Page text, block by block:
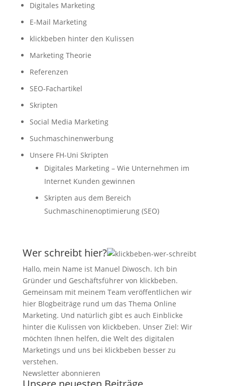
Digitales Marketing
E-Mail Marketing
klickbeben hinter den Kulissen
Marketing Theorie
Referenzen
SEO-Fachartikel
Skripten
Social Media Marketing
Suchmaschinenwerbung
Unsere FH-Uni Skripten
Digitales Marketing – Wie Unternehmen im
Internet Kunden gewinnen
Skripten aus dem Bereich
Suchmaschinenoptimierung (SEO)
Wer schreibt hier?
Hallo, mein Name ist Manuel Diwosch. Ich bin
Gründer und Geschäftsführer von klickbeben.
Gemeinsam mit meinem Team veröffentlichen wir
hier Blogbeiträge rund um das Thema Online
Marketing. Und natürlich gibt es auch Einblicke
hinter die Kulissen von klickbeben. Unser Ziel: Wir
möchten Ihnen helfen, die Welt des digitalen
Marketings und uns bei klickbeben besser zu
verstehen.
Newsletter abonnieren